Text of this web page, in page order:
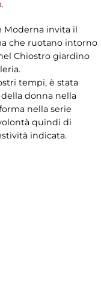
.
Moderna invita il
che ruotano intorno
Chiostro giardino
tempi, è stata
donna nella
nella serie
quindi di
indicata.